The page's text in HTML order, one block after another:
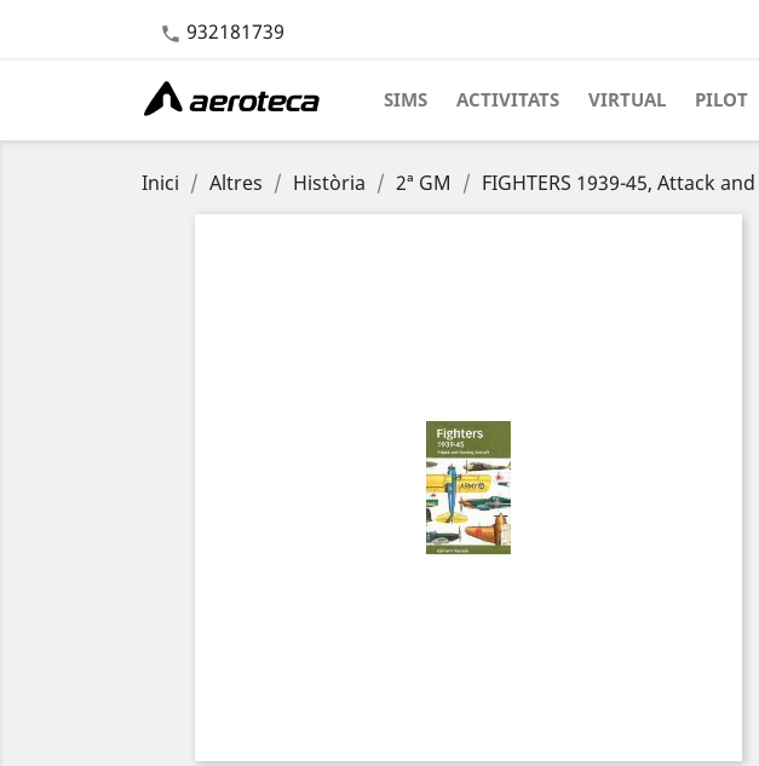
 932181739
SIMS ACTIVITATS VIRTUAL PILOT
Inici Altres Història 2ª GM FIGHTERS 1939-45, Attack